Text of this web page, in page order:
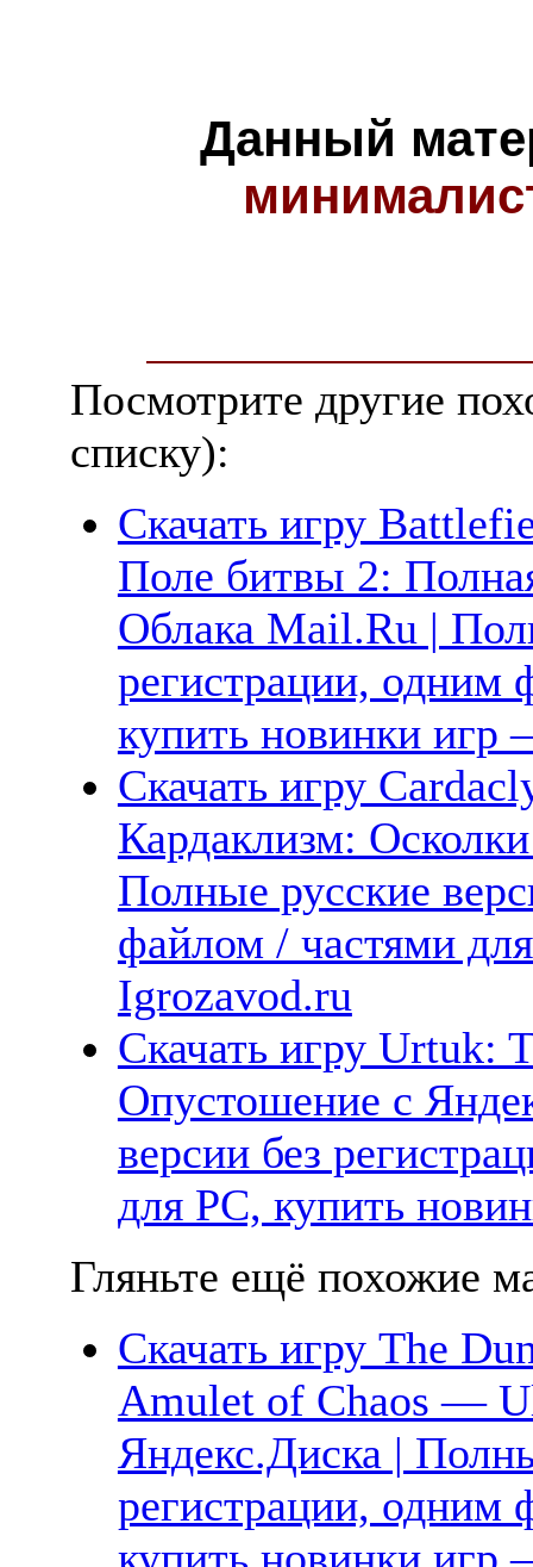
Данный
Посмотрите другие
списку):
Скачать игру
Поле битвы 2:
Облака Mail.Ru |
регистрации, одним
купить новинки
Скачать игру
Кардаклизм:
Полные русские
файлом / частями
Igrozavod.ru
Скачать игру Urtuk:
Опустошение с
версии без
для PC, купить
Гляньте ещё похожие
Скачать игру The
Amulet of Chaos —
Яндекс.Диска |
регистрации, одним